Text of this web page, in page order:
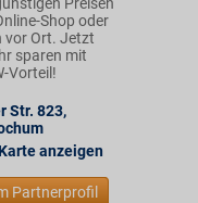
Shop oder
vor Ort. Jetzt
sparen mit
Vorteil!
Str. 823,
anzeigen
Partnerprofil